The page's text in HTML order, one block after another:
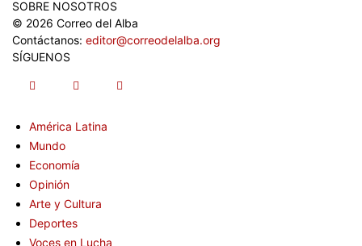
SOBRE NOSOTROS
© 2026 Correo del Alba
Contáctanos: editor@correodelalba.org
SÍGUENOS
América Latina
Mundo
Economía
Opinión
Arte y Cultura
Deportes
Voces en Lucha